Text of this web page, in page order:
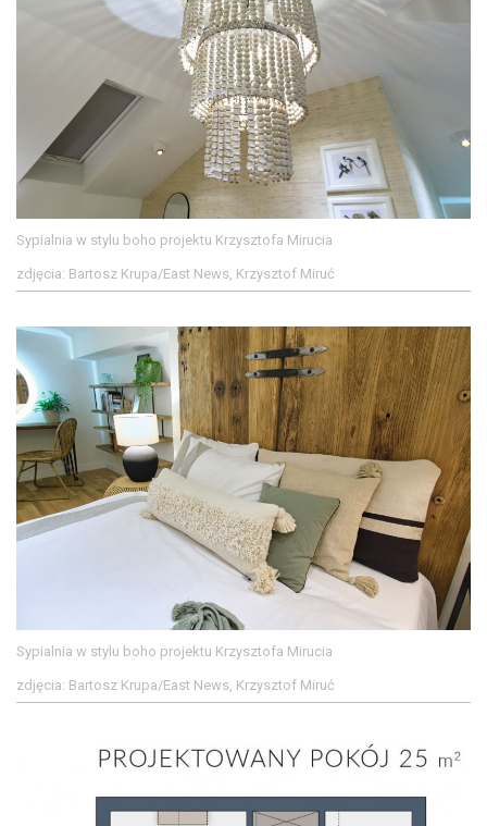
Sypialnia w stylu boho projektu Krzysztofa Mirucia
zdjęcia: Bartosz Krupa/East News, Krzysztof Miruć
Sypialnia w stylu boho projektu Krzysztofa Mirucia
zdjęcia: Bartosz Krupa/East News, Krzysztof Miruć